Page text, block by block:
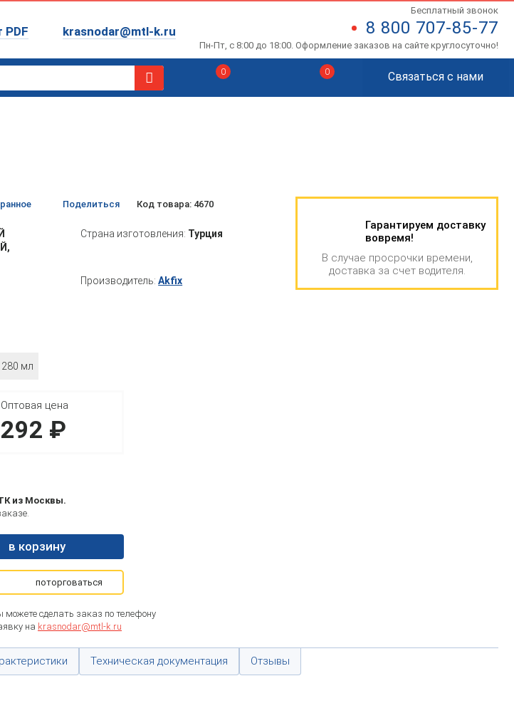
PDF krasnodar@mtl-k.ru
Бесплатный звонок
8 800 707-85-77
Пн-Пт, с 8:00 до 18:00. Оформление заказов на сайте круглосуточно!
Связаться с нами
0 0
Гарантируем доставку
вовремя!
В случае просрочки времени,
доставка за счет водителя.
Поделиться Код товара: 4670
Страна изготовления: Турция
Производитель: Akfix
280 мл
Оптовая цена
292 ₽
из Москвы.
в корзину
поторговаться
сделать заказ по телефону
на krasnodar@mtl-k.ru
Техническая документация Отзывы